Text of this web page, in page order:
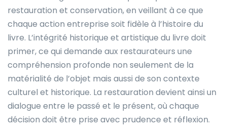
restauration et conservation, en veillant à ce que
chaque action entreprise soit fidèle à l’histoire du
livre. L’intégrité historique et artistique du livre doit
primer, ce qui demande aux restaurateurs une
compréhension profonde non seulement de la
matérialité de l’objet mais aussi de son contexte
culturel et historique. La restauration devient ainsi un
dialogue entre le passé et le présent, où chaque
décision doit être prise avec prudence et réflexion.